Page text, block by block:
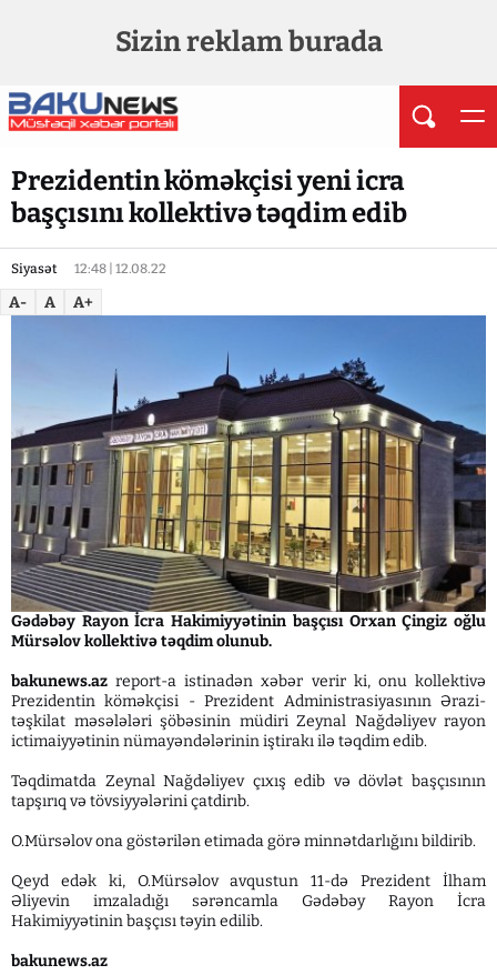
Sizin reklam burada
Prezidentin köməkçisi yeni icra
başçısını kollektivə təqdim edib
Siyasət 12:48 | 12.08.22
A- A A+
Gədəbəy Rayon İcra Hakimiyyətinin başçısı Orxan Çingiz oğlu
Mürsəlov kollektivə təqdim olunub.
bakunews.az report-a istinadən xəbər verir ki, onu kollektivə
Prezidentin köməkçisi - Prezident Administrasiyasının Ərazi-
təşkilat məsələləri şöbəsinin müdiri Zeynal Nağdəliyev rayon
ictimaiyyətinin nümayəndələrinin iştirakı ilə təqdim edib.
Təqdimatda Zeynal Nağdəliyev çıxış edib və dövlət başçısının
tapşırıq və tövsiyyələrini çatdirıb.
O.Mürsəlov ona göstərilən etimada görə minnətdarlığını bildirib.
Qeyd edək ki, O.Mürsəlov avqustun 11-də Prezident İlham
Əliyevin imzaladığı sərəncamla Gədəbəy Rayon İcra
Hakimiyyətinin başçısı təyin edilib.
bakunews.az